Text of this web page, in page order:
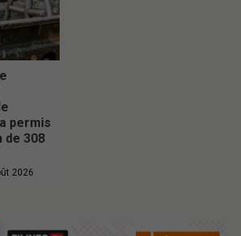
permis
de 308
2026